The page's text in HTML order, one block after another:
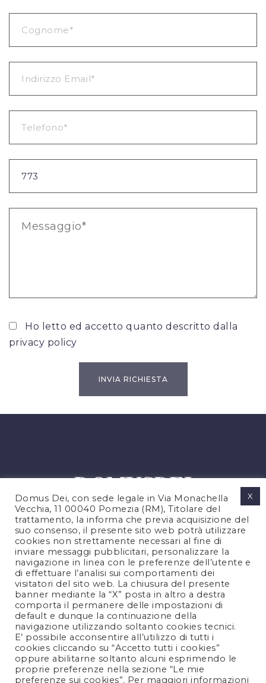
Ho letto ed accetto quanto descritto dalla
privacy policy
PRIVACY POLICY
COOKIES POLICY
NOTE LEGALI
CONTATTACI
FOLLOW US
Domus Dei, con sede legale in Via Monachella
Vecchia, 11 00040 Pomezia (RM), Titolare del
trattamento, la informa che previa acquisizione del
suo consenso, il presente sito web potrà utilizzare
cookies non strettamente necessari al fine di
inviare messaggi pubblicitari, personalizzare la
navigazione in linea con le preferenze dell’utente e
di effettuare l’analisi sui comportamenti dei
visitatori del sito web. La chiusura del presente
banner mediante la “X” posta in altro a destra
comporta il permanere delle impostazioni di
default e dunque la continuazione della
navigazione utilizzando soltanto cookies tecnici.
E’ possibile acconsentire all’utilizzo di tutti i
cookies cliccando su “Accetto tutti i cookies”
oppure abilitarne soltanto alcuni esprimendo le
proprie preferenze nella sezione “Le mie
preferenze sui cookies”. Per maggiori informazioni
X